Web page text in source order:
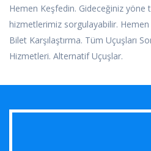
Hemen Keşfedin. Gideceğiniz yöne
hizmetlerimiz sorgulayabilir. Hemen
Bilet Karşılaştırma. Tüm Uçuşları
Hizmetleri. Alternatif Uçuşlar.